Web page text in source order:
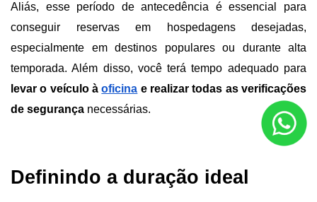
Aliás, esse período de antecedência é essencial para
conseguir reservas em hospedagens desejadas,
especialmente em destinos populares ou durante alta
levar o veículo à oficina e realizar todas as verificações
de segurança necessárias.
Definindo a duração ideal